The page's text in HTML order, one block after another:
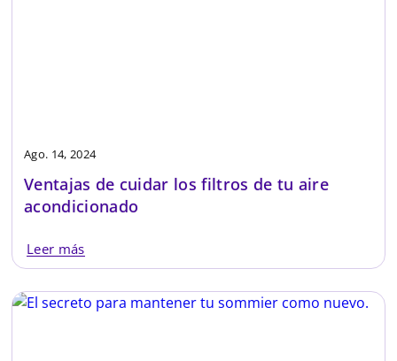
Ago. 14, 2024
Ventajas de cuidar los filtros de tu aire
acondicionado
Leer más